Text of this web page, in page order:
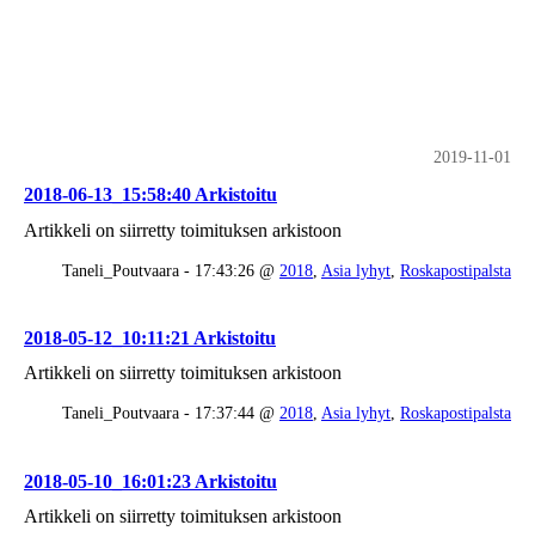
2019-11-01
2018-06-13_15:58:40 Arkistoitu
Artikkeli on siirretty toimituksen arkistoon
Taneli_Poutvaara - 17:43:26 @ 2018 Asia lyhyt Roskapostipalsta
2018-05-12_10:11:21 Arkistoitu
Artikkeli on siirretty toimituksen arkistoon
Taneli_Poutvaara - 17:37:44 @ 2018, Asia lyhyt, Roskapostipalsta
2018-05-10_16:01:23 Arkistoitu
Artikkeli on siirretty toimituksen arkistoon